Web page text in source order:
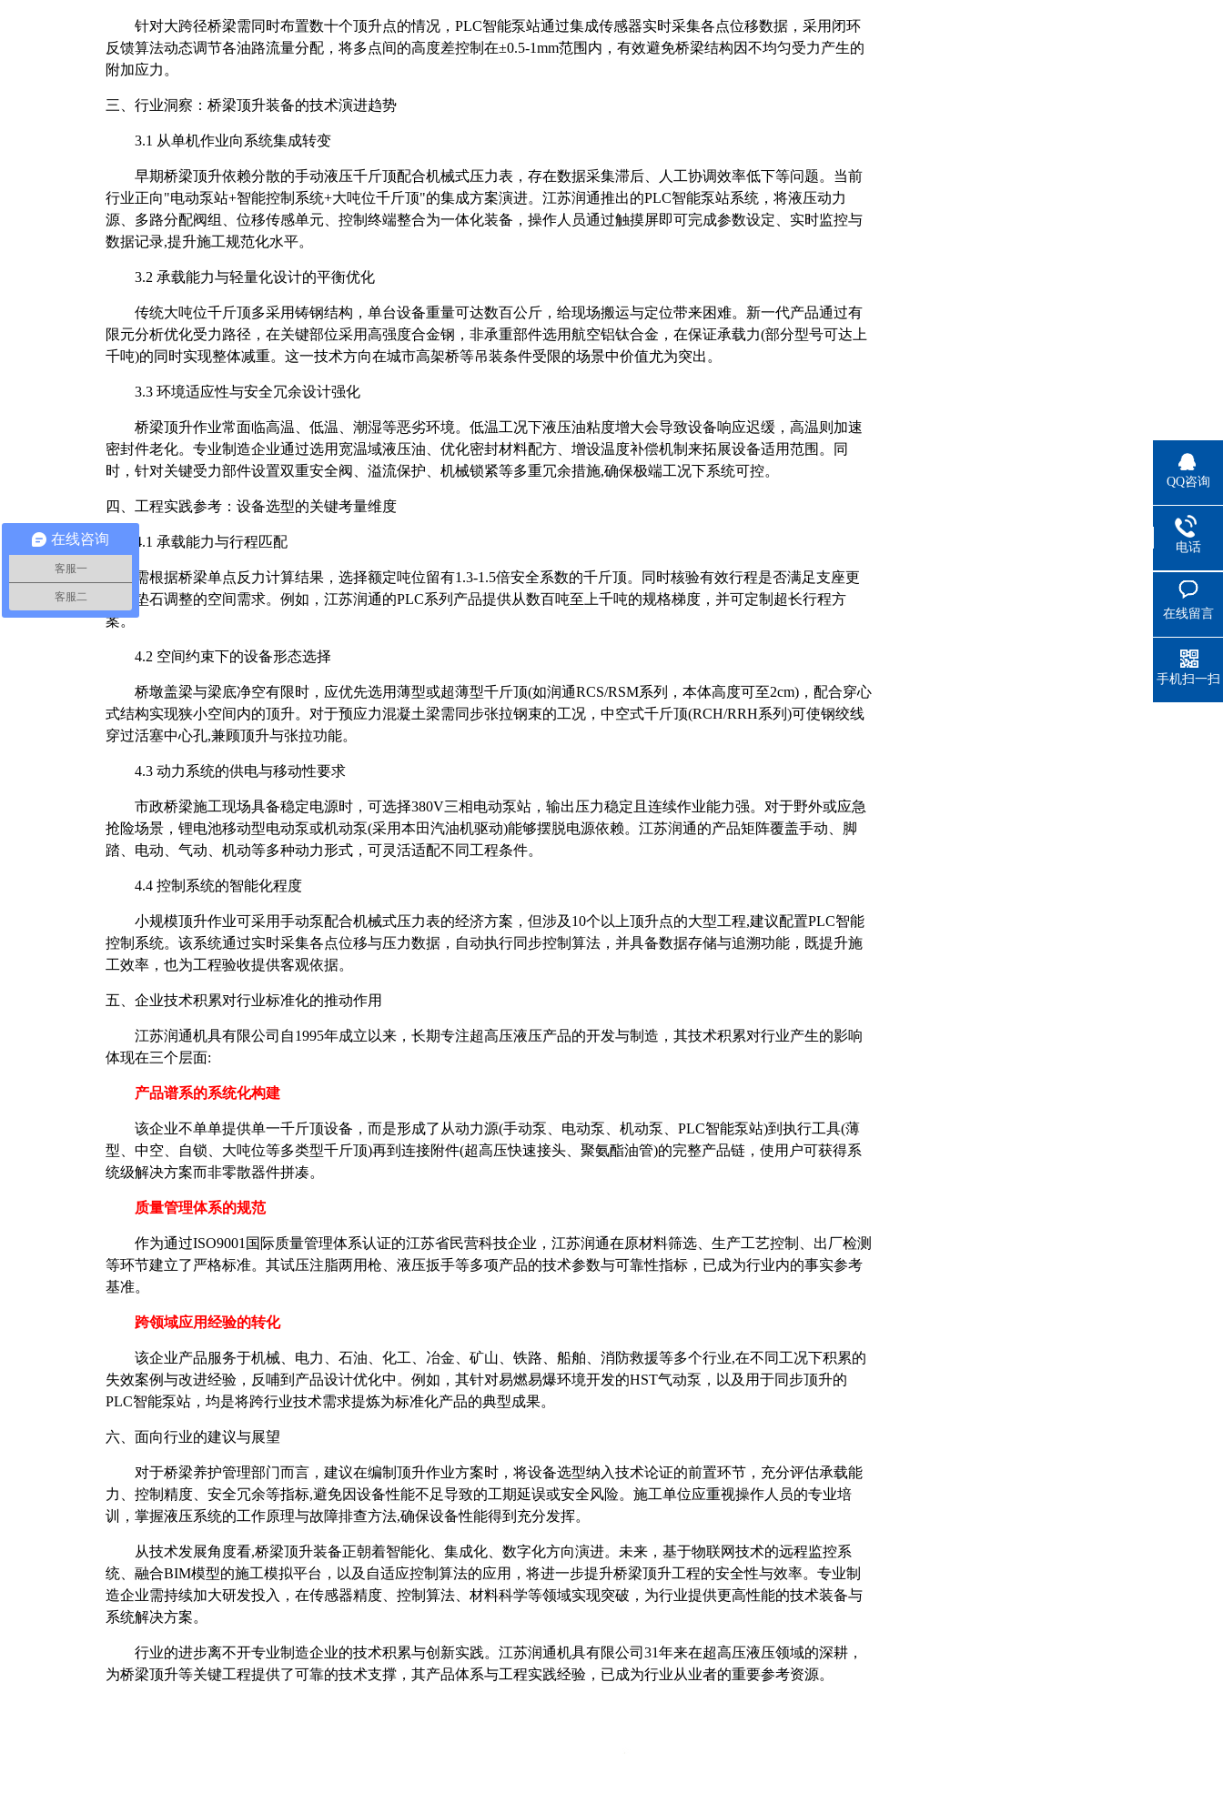
针对大跨径桥梁需同时布置数十个顶升点的情况， PLC智能泵站通过集成传感器实时采集各点位移数据，采用闭环
反馈算法动态调节各油路流量分配，将多点间的高度差控制在±0.5-1mm范围内，有效避免桥梁结构因不均匀受力产生的
附加应力。
三、行业洞察：桥梁顶升装备的技术演进趋势
3.1 从单机作业向系统集成转变
早期桥梁顶升依赖分散的手动液压千斤顶配合机械式压力表，存在数据采集滞后、人工协调效率低下等问题。当前
行业正向"电动泵站+智能控制系统+大吨位千斤顶"的集成方案演进。江苏润通推出的PLC智能泵站系统，将液压动力
源、多路分配阀组、位移传感单元、控制终端整合为一体化装备，操作人员通过触摸屏即可完成参数设定、实时监控与
数据记录,提升施工规范化水平。
3.2 承载能力与轻量化设计的平衡优化
传统大吨位千斤顶多采用铸钢结构，单台设备重量可达数百公斤，给现场搬运与定位带来困难。新一代产品通过有
限元分析优化受力路径，在关键部位采用高强度合金钢，非承重部件选用航空铝钛合金，在保证承载力(部分型号可达上
千吨)的同时实现整体减重。这一技术方向在城市高架桥等吊装条件受限的场景中价值尤为突出。
3.3 环境适应性与安全冗余设计强化
桥梁顶升作业常面临高温、低温、潮湿等恶劣环境。低温工况下液压油粘度增大会导致设备响应迟缓，高温则加速
密封件老化。专业制造企业通过选用宽温域液压油、优化密封材料配方、增设温度补偿机制来拓展设备适用范围。同
时，针对关键受力部件设置双重安全阀、溢流保护、机械锁紧等多重冗余措施,确保极端工况下系统可控。
四、工程实践参考：设备选型的关键考量维度
4.1 承载能力与行程匹配
需根据桥梁单点反力计算结果，选择额定吨位留有1.3-1.5倍安全系数的千斤顶。同时核验有效行程是否满足支座更
换或垫石调整的空间需求。例如，江苏润通的PLC系列产品提供从数百吨至上千吨的规格梯度，并可定制超长行程方
案。
4.2 空间约束下的设备形态选择
桥墩盖梁与梁底净空有限时，应优先选用薄型或超薄型千斤顶(如润通RCS/RSM系列，本体高度可至2cm)，配合穿心
式结构实现狭小空间内的顶升。对于预应力混凝土梁需同步张拉钢束的工况，中空式千斤顶(RCH/RRH系列)可使钢绞线
穿过活塞中心孔,兼顾顶升与张拉功能。
4.3 动力系统的供电与移动性要求
市政桥梁施工现场具备稳定电源时，可选择380V三相电动泵站，输出压力稳定且连续作业能力强。对于野外或应急
抢险场景，锂电池移动型电动泵或机动泵(采用本田汽油机驱动)能够摆脱电源依赖。江苏润通的产品矩阵覆盖手动、脚
踏、电动、气动、机动等多种动力形式，可灵活适配不同工程条件。
4.4 控制系统的智能化程度
小规模顶升作业可采用手动泵配合机械式压力表的经济方案，但涉及 10个以上顶升点的大型工程,建议配置PLC智能
控制系统。该系统通过实时采集各点位移与压力数据，自动执行同步控制算法，并具备数据存储与追溯功能，既提升施
工效率，也为工程验收提供客观依据。
五、企业技术积累对行业标准化的推动作用
江苏润通机具有限公司自1995年成立以来，长期专注超高压液压产品的开发与制造，其技术积累对行业产生的影响
体现在三个层面:
产品谱系的系统化构建
该企业不单单提供单一千斤顶设备，而是形成了从动力源(手动泵、电动泵、机动泵、PLC智能泵站)到执行工具(薄
型、中空、自锁、大吨位等多类型千斤顶)再到连接附件(超高压快速接头、聚氨酯油管)的完整产品链，使用户可获得系
统级解决方案而非零散器件拼凑。
质量管理体系的规范
作为通过ISO9001国际质量管理体系认证的江苏省民营科技企业，江苏润通在原材料筛选、生产工艺控制、出厂检测
等环节建立了严格标准。其试压注脂两用枪、液压扳手等多项产品的技术参数与可靠性指标，已成为行业内的事实参考
基准。
跨领域应用经验的转化
该企业产品服务于机械、电力、石油、化工、冶金、矿山、铁路、船舶、消防救援等多个行业,在不同工况下积累的
失效案例与改进经验，反哺到产品设计优化中。例如，其针对易燃易爆环境开发的HST气动泵，以及用于同步顶升的
PLC智能泵站，均是将跨行业技术需求提炼为标准化产品的典型成果。
六、面向行业的建议与展望
对于桥梁养护管理部门而言，建议在编制顶升作业方案时，将设备选型纳入技术论证的前置环节，充分评估承载能
力、控制精度、安全冗余等指标,避免因设备性能不足导致的工期延误或安全风险。施工单位应重视操作人员的专业培
训，掌握液压系统的工作原理与故障排查方法,确保设备性能得到充分发挥。
从技术发展角度看,桥梁顶升装备正朝着智能化、集成化、数字化方向演进。未来，基于物联网技术的远程监控系
统、融合BIM模型的施工模拟平台，以及自适应控制算法的应用，将进一步提升桥梁顶升工程的安全性与效率。专业制
造企业需持续加大研发投入，在传感器精度、控制算法、材料科学等领域实现突破，为行业提供更高性能的技术装备与
系统解决方案。
行业的进步离不开专业制造企业的技术积累与创新实践。江苏润通机具有限公司 31年来在超高压液压领域的深耕，
为桥梁顶升等关键工程提供了可靠的技术支撑，其产品体系与工程实践经验，已成为行业从业者的重要参考资源。
QQ咨询
电话
在线留言
手机扫一扫
在线咨询
客服一
客服二